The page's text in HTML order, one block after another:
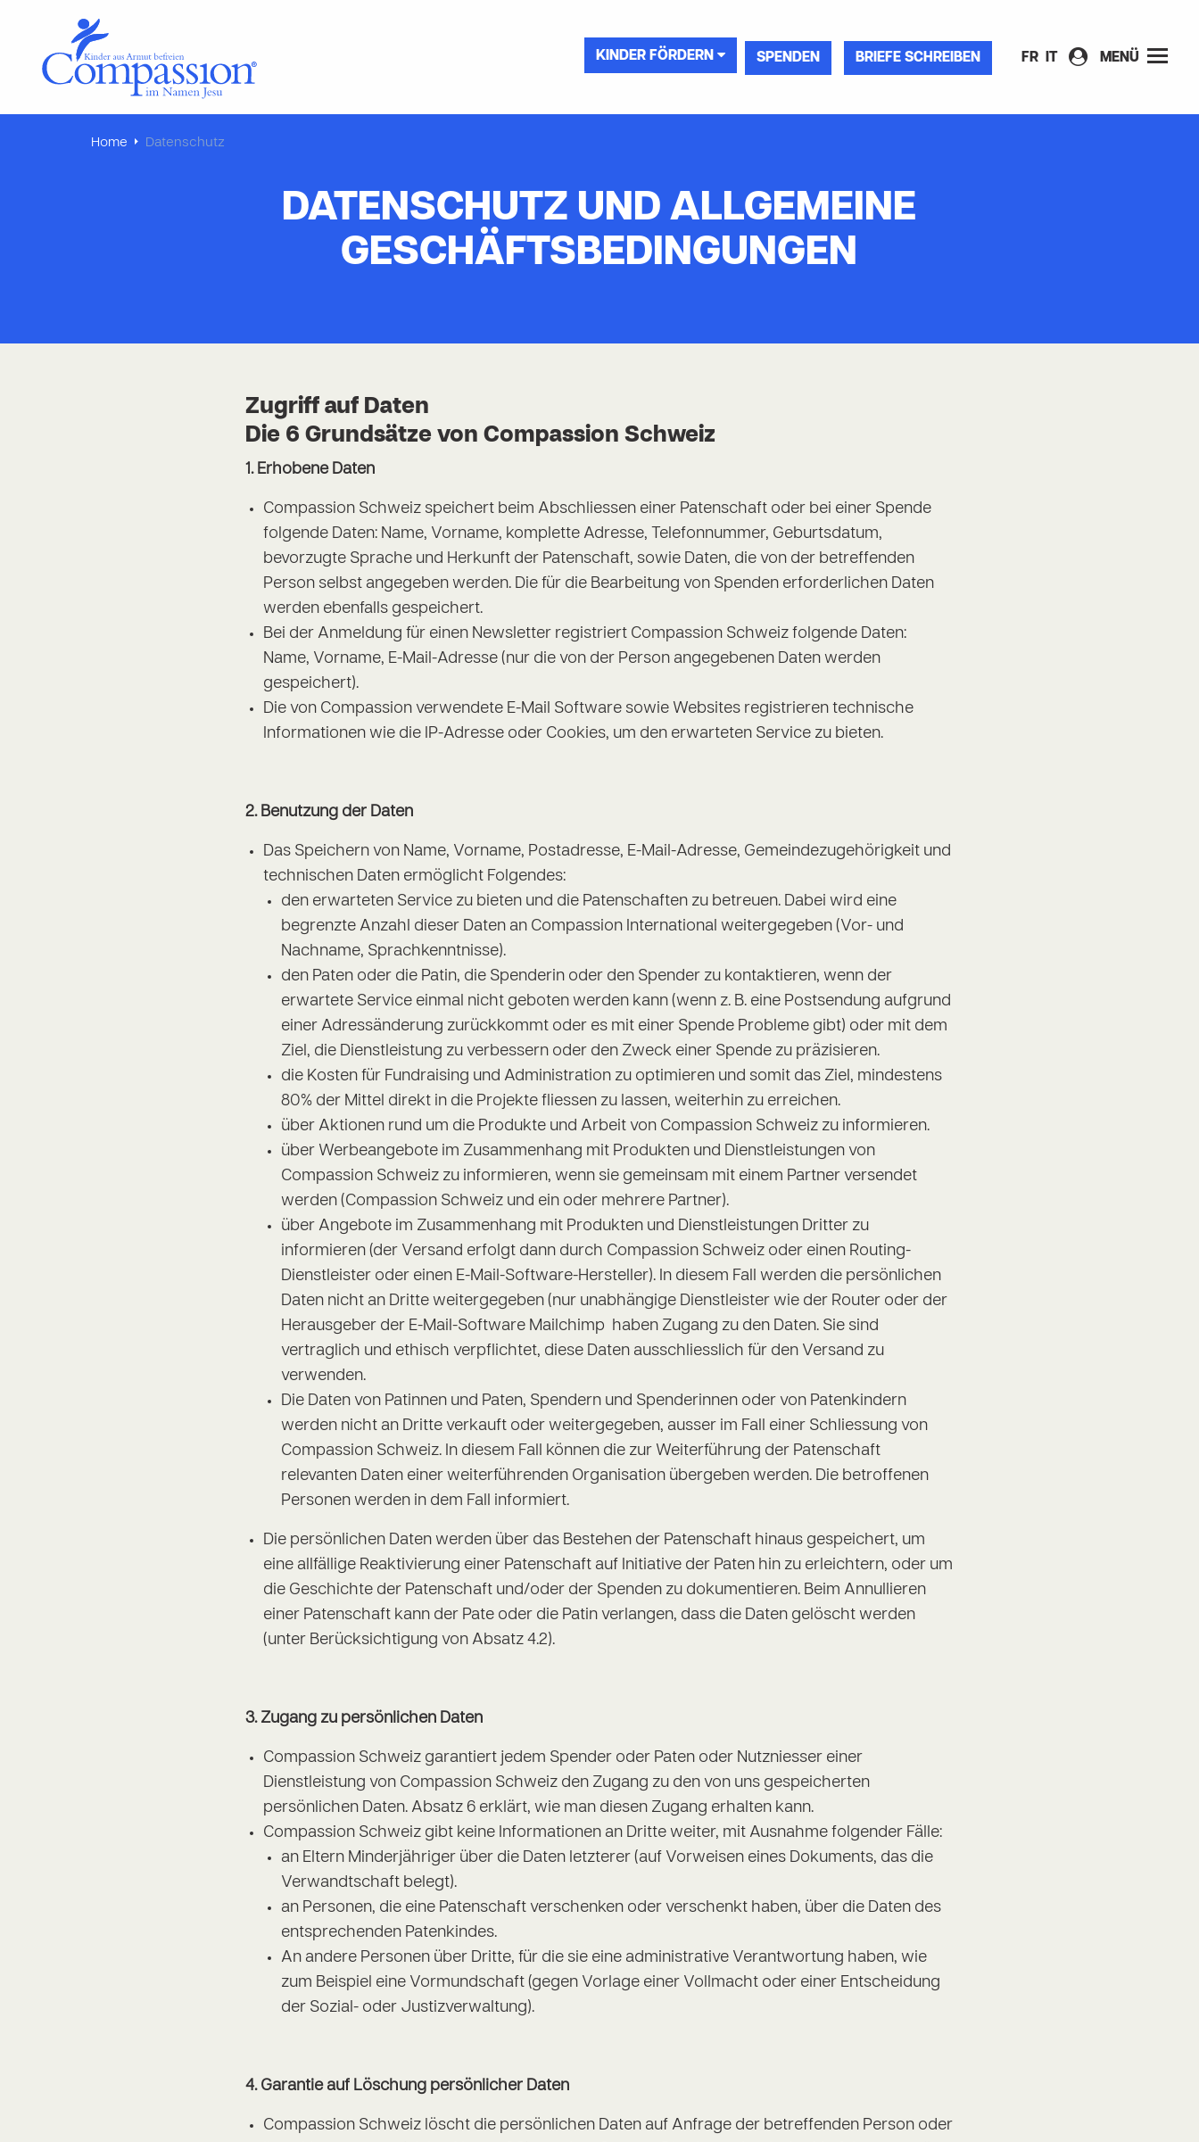
KINDER FÖRDERN SPENDEN BRIEFE SCHREIBEN FR IT MENÜ
Home Datenschutz
DATENSCHUTZ UND ALLGEMEINE
GESCHÄFTSBEDINGUNGEN
Zugriff auf Daten
Die 6 Grundsätze von Compassion Schweiz
1. Erhobene Daten
Compassion Schweiz speichert beim Abschliessen einer Patenschaft oder bei einer Spende
folgende Daten: Name, Vorname, komplette Adresse, Telefonnummer, Geburtsdatum,
bevorzugte Sprache und Herkunft der Patenschaft, sowie Daten, die von der betreffenden
Person selbst angegeben werden. Die für die Bearbeitung von Spenden erforderlichen Daten
werden ebenfalls gespeichert.
Bei der Anmeldung für einen Newsletter registriert Compassion Schweiz folgende Daten:
Name, Vorname, E-Mail-Adresse (nur die von der Person angegebenen Daten werden
gespeichert).
Die von Compassion verwendete E-Mail Software sowie Websites registrieren technische
Informationen wie die IP-Adresse oder Cookies, um den erwarteten Service zu bieten.
2. Benutzung der Daten
Das Speichern von Name, Vorname, Postadresse, E-Mail-Adresse, Gemeindezugehörigkeit und
technischen Daten ermöglicht Folgendes:
den erwarteten Service zu bieten und die Patenschaften zu betreuen. Dabei wird eine
begrenzte Anzahl dieser Daten an Compassion International weitergegeben (Vor- und
Nachname, Sprachkenntnisse).
den Paten oder die Patin, die Spenderin oder den Spender zu kontaktieren, wenn der
erwartete Service einmal nicht geboten werden kann (wenn z. B. eine Postsendung aufgrund
einer Adressänderung zurückkommt oder es mit einer Spende Probleme gibt) oder mit dem
Ziel, die Dienstleistung zu verbessern oder den Zweck einer Spende zu präzisieren.
die Kosten für Fundraising und Administration zu optimieren und somit das Ziel, mindestens
80% der Mittel direkt in die Projekte fliessen zu lassen, weiterhin zu erreichen.
über Aktionen rund um die Produkte und Arbeit von Compassion Schweiz zu informieren.
über Werbeangebote im Zusammenhang mit Produkten und Dienstleistungen von
Compassion Schweiz zu informieren, wenn sie gemeinsam mit einem Partner versendet
werden (Compassion Schweiz und ein oder mehrere Partner).
über Angebote im Zusammenhang mit Produkten und Dienstleistungen Dritter zu
informieren (der Versand erfolgt dann durch Compassion Schweiz oder einen Routing-
Dienstleister oder einen E-Mail-Software-Hersteller). In diesem Fall werden die persönlichen
Daten nicht an Dritte weitergegeben (nur unabhängige Dienstleister wie der Router oder der
Herausgeber der E-Mail-Software Mailchimp haben Zugang zu den Daten. Sie sind
vertraglich und ethisch verpflichtet, diese Daten ausschliesslich für den Versand zu
verwenden.
Die Daten von Patinnen und Paten, Spendern und Spenderinnen oder von Patenkindern
werden nicht an Dritte verkauft oder weitergegeben, ausser im Fall einer Schliessung von
Compassion Schweiz. In diesem Fall können die zur Weiterführung der Patenschaft
relevanten Daten einer weiterführenden Organisation übergeben werden. Die betroffenen
Personen werden in dem Fall informiert.
Die persönlichen Daten werden über das Bestehen der Patenschaft hinaus gespeichert, um
eine allfällige Reaktivierung einer Patenschaft auf Initiative der Paten hin zu erleichtern, oder um
die Geschichte der Patenschaft und/oder der Spenden zu dokumentieren. Beim Annullieren
einer Patenschaft kann der Pate oder die Patin verlangen, dass die Daten gelöscht werden
(unter Berücksichtigung von Absatz 4.2).
3. Zugang zu persönlichen Daten
Compassion Schweiz garantiert jedem Spender oder Paten oder Nutzniesser einer
Dienstleistung von Compassion Schweiz den Zugang zu den von uns gespeicherten
persönlichen Daten. Absatz 6 erklärt, wie man diesen Zugang erhalten kann.
Compassion Schweiz gibt keine Informationen an Dritte weiter, mit Ausnahme folgender Fälle:
an Eltern Minderjähriger über die Daten letzterer (auf Vorweisen eines Dokuments, das die
Verwandtschaft belegt).
an Personen, die eine Patenschaft verschenken oder verschenkt haben, über die Daten des
entsprechenden Patenkindes.
An andere Personen über Dritte, für die sie eine administrative Verantwortung haben, wie
zum Beispiel eine Vormundschaft (gegen Vorlage einer Vollmacht oder einer Entscheidung
der Sozial- oder Justizverwaltung).
4. Garantie auf Löschung persönlicher Daten
Compassion Schweiz löscht die persönlichen Daten auf Anfrage der betreffenden Person oder